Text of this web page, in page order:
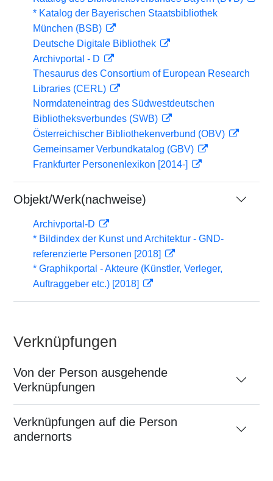
* Katalog der Bayerischen Staatsbibliothek
München (BSB)
Deutsche Digitale Bibliothek
Archivportal - D
Thesaurus des Consortium of European Research
Libraries (CERL)
Normdateneintrag des Südwestdeutschen
Bibliotheksverbundes (SWB)
Österreichischer Bibliothekenverbund (OBV)
Gemeinsamer Verbundkatalog (GBV)
Frankfurter Personenlexikon [2014-]
Objekt/Werk(nachweise)
Archivportal-D
* Bildindex der Kunst und Architektur - GND-
referenzierte Personen [2018]
* Graphikportal - Akteure (Künstler, Verleger,
Auftraggeber etc.) [2018]
Verknüpfungen
Von der Person ausgehende
Verknüpfungen
Verknüpfungen auf die Person
andernorts